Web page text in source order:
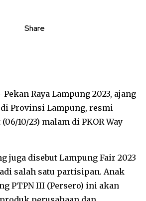
Share
Raya Lampung 2023, ajang
Provinsi Lampung, resmi
10/23) malam di PKOR Way
juga disebut Lampung Fair 2023
salah satu partisipan. Anak
PTPN III (Persero) ini akan